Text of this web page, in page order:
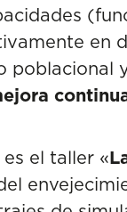
en
el taller «